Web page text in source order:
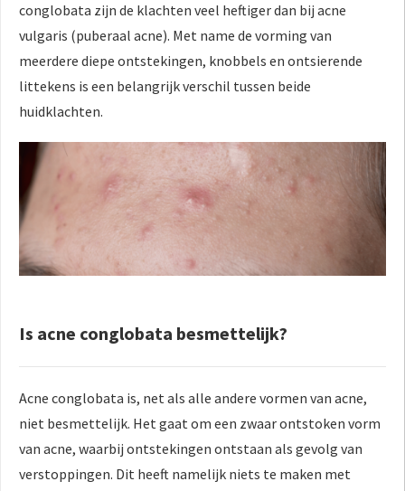
conglobata zijn de klachten veel heftiger dan bij acne
vulgaris (puberaal acne). Met name de vorming van
meerdere diepe ontstekingen, knobbels en ontsierende
littekens is een belangrijk verschil tussen beide
huidklachten.
Is acne conglobata besmettelijk?
Acne conglobata is, net als alle andere vormen van acne,
niet besmettelijk. Het gaat om een zwaar ontstoken vorm
van acne, waarbij ontstekingen ontstaan als gevolg van
verstoppingen. Dit heeft namelijk niets te maken met